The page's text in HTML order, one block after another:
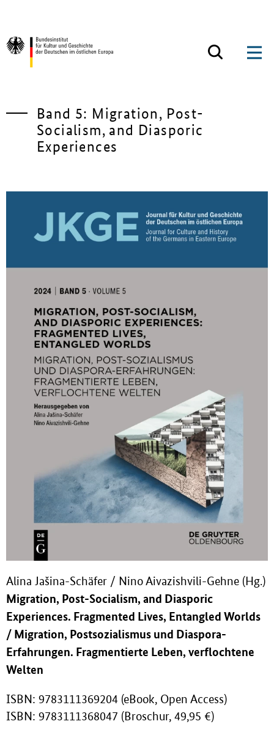
Band 5: Migration, Post-
Socialism, and Diasporic
Experiences
Alina Jašina-Schäfer / Nino Aivazishvili-Gehne (Hg.)
Migration, Post-Socialism, and Diasporic
Experiences. Fragmented Lives, Entangled Worlds
/ Migration, Postsozialismus und Diaspora-
Erfahrungen. Fragmentierte Leben, verflochtene
Welten
ISBN: 9783111369204 (eBook, Open Access)
ISBN: 9783111368047 (Broschur, 49,95 €)